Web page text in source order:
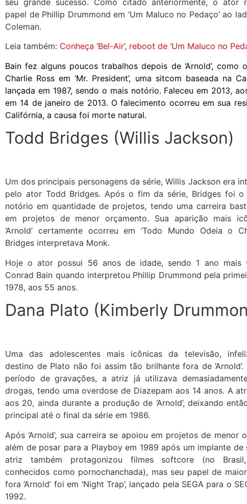
papel de Phillip Drummond em ‘Um Maluco no Pedaço’ ao
Coleman.
Leia também: Conheça ‘Bel-Air’, reboot de ‘Um Maluco no
Bain fez alguns poucos trabalhos depois de ‘Arnold’, como
Charlie Ross em ‘Mr. President’, uma sitcom baseada na
lançada em 1987, sendo o mais notório. Faleceu em 2013,
em 14 de janeiro de 2013. O falecimento ocorreu em sua
Califórnia, a causa foi morte natural.
Todd Bridges (Willis Jackson)
Um dos principais personagens da série, Willis Jackson era
pelo ator Todd Bridges. Após o fim da série, Bridges foi o
notório em quantidade de projetos, tendo uma carreira
em projetos de menor orçamento. Sua aparição mais
‘Arnold’ certamente ocorreu em ‘Todo Mundo Odeia o
Bridges interpretava Monk.
Hoje o ator possui 56 anos de idade, sendo 1 ano mais
Conrad Bain quando interpretou Phillip Drummond pela
1978, aos 55 anos.
Dana Plato (Kimberly
Uma das adolescentes mais icônicas da televisão,
destino de Plato não foi assim tão brilhante fora de ‘Arnold’.
período de gravações, a atriz já utilizava
drogas, tendo uma overdose de Diazepam aos 14 anos. A
aos 20, ainda durante a produção de ‘Arnold’, deixando
principal até o final da série em 1986.
Após ‘Arnold’, sua carreira se apoiou em projetos de menor
além de posar para a Playboy em 1989 após um implante de
atriz também protagonizou filmes softcore (no
conhecidos como pornochanchada), mas seu papel de
fora ‘Arnold’ foi em ‘Night Trap’, lançado pela SEGA para o
1992.